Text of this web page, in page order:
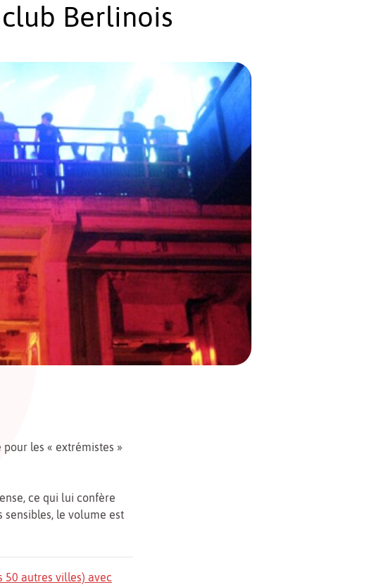
Berlinois
pour les « extrémistes »
ce qui lui confère
le volume est
50 autres villes) avec